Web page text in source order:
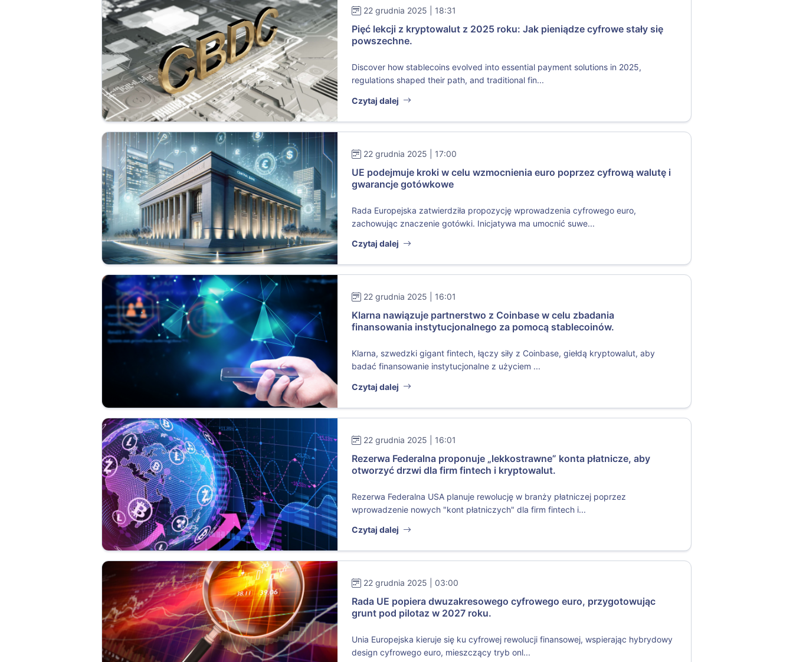
22 grudnia 2025 | 18:31
Pięć lekcji z kryptowalut z 2025 roku: Jak pieniądze cyfrowe stały się
powszechne.
Discover how stablecoins evolved into essential payment solutions in 2025,
regulations shaped their path, and traditional fin...
Czytaj dalej
22 grudnia 2025 | 17:00
UE podejmuje kroki w celu wzmocnienia euro poprzez cyfrową walutę i
gwarancje gotówkowe
Rada Europejska zatwierdziła propozycję wprowadzenia cyfrowego euro,
zachowując znaczenie gotówki. Inicjatywa ma umocnić suwe...
Czytaj dalej
22 grudnia 2025 | 16:01
Klarna nawiązuje partnerstwo z Coinbase w celu zbadania
finansowania instytucjonalnego za pomocą stablecoinów.
Klarna, szwedzki gigant fintech, łączy siły z Coinbase, giełdą kryptowalut, aby
badać finansowanie instytucjonalne z użyciem ...
Czytaj dalej
22 grudnia 2025 | 16:01
Rezerwa Federalna proponuje „lekkostrawne” konta płatnicze, aby
otworzyć drzwi dla firm fintech i kryptowalut.
Rezerwa Federalna USA planuje rewolucję w branży płatniczej poprzez
wprowadzenie nowych "kont płatniczych" dla firm fintech i...
Czytaj dalej
22 grudnia 2025 | 03:00
Rada UE popiera dwuzakresowego cyfrowego euro, przygotowując
grunt pod pilotaz w 2027 roku.
Unia Europejska kieruje się ku cyfrowej rewolucji finansowej, wspierając hybrydowy
design cyfrowego euro, mieszczący tryb onl...